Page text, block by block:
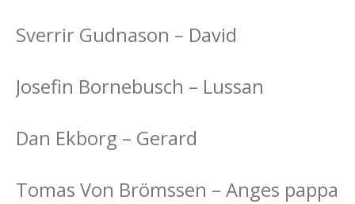
Sverrir Gudnason – David
Josefin Bornebusch – Lussan
Dan Ekborg – Gerard
Tomas Von Brömssen – Anges pappa